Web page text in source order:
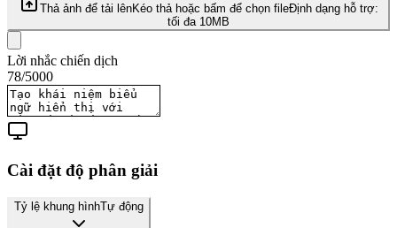
Thả ảnh để tải lênKéo thả hoặc bấm để chọn fileĐịnh dạng hỗ trợ:
tối đa 10MB
Lời nhắc chiến dịch
78/5000
Cài đặt độ phân giải
Tỷ lệ khung hìnhTự động